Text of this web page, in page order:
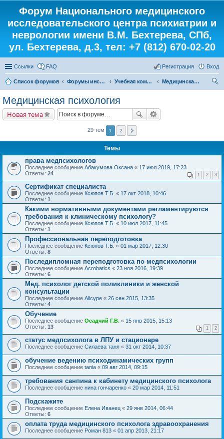
Форум Национального медицинского
исследовательского центра психиатрии и
неврологии имени В.М. Бехтерева, СПб,
ул. Бехтерева, д.3, тел: +7 (812) 670-02-20
Ссылки FAQ Вход
Регистрация
Список форумов Форумы института Учебная комната
Медицинская психология
Медицинская психология
Новая тема
29 тем 1 2
Темы
права медпсихологов
Последнее сообщение Абакумова Оксана « 17 июл 2019, 17:23
Ответы: 24 1 2 3
Сертификат специалиста
Последнее сообщение Ксюпов Т.Б. « 17 окт 2018, 10:46
Ответы: 1
Какими нормативными документами регламентируются
требования к клиническому психологу?
Последнее сообщение Ксюпов Т.Б. « 10 июл 2017, 11:45
Ответы: 1
Профессиональная переподготовка
Последнее сообщение Ксюпов Т.Б. « 01 мар 2017, 12:30
Ответы: 8
Последипломная переподготовка по медпсихологии
Последнее сообщение Acrobatics « 23 ноя 2016, 19:39
Ответы: 6
Мед. психолог детской поликлиники и женской
консультации
Последнее сообщение Alicype « 26 сен 2015, 13:35
Ответы: 4
Обучение
Последнее сообщение Осадчий Г.В. « 15 янв 2015, 15:13
Ответы: 13 1 2
статус медпсихолога в ЛПУ и стационаре
Последнее сообщение Cилаева таня « 31 окт 2014, 10:37
обучение ведению психодинамических групп
Последнее сообщение tania « 09 авг 2014, 09:15
требования санпина к кабинету медицинского психолога
Последнее сообщение нина гончаренко « 20 мар 2014, 11:51
Подскажите
Последнее сообщение Елена Иванец « 29 янв 2014, 06:44
Ответы: 6
оплата труда медицинского психолога здравоохранения
Последнее сообщение Роман 813 « 01 апр 2013, 21:17